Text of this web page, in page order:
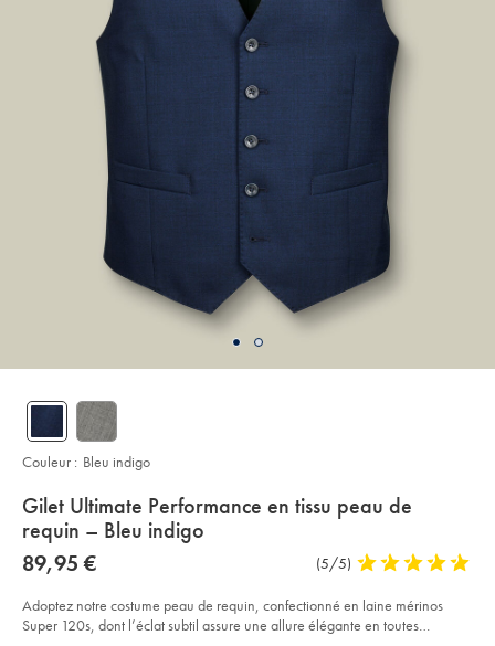
details
about
product:
Gilet Ultimate Performance en tissu peau de
requin – Bleu indigo
Details
https://www.charlestyrwhitt.com/fr/gilet-
ultimate-
tissu-
peau-
now
89,95
€
89,95 €
Commentaires
l’article
(5/5) 5
out
of
Adoptez notre costume peau de requin, confectionné en laine mérinos
Super 120s, dont l’éclat subtil assure une allure élégante en toutes
Couleur : Bleu indigo